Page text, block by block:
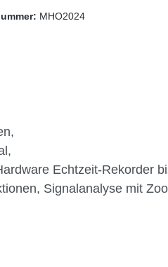
MHO2024
Echtzeit-Rekorder
Signalanalyse mit